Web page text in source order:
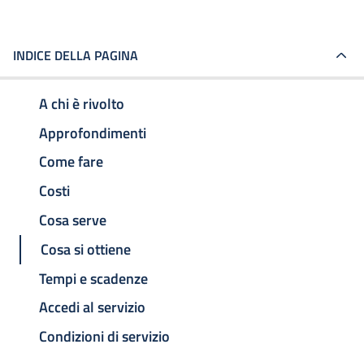
INDICE DELLA PAGINA
A chi è rivolto
Approfondimenti
Come fare
Costi
Cosa serve
Cosa si ottiene
Tempi e scadenze
Accedi al servizio
Condizioni di servizio